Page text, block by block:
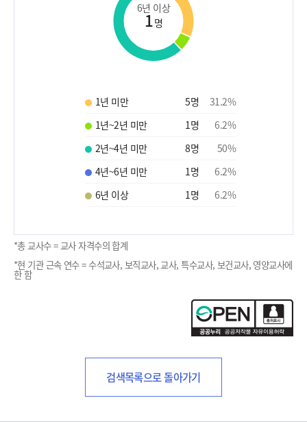
6년 이상
1명
1년 미만 5명 31.2%
1년~2년 미만
1명 6.2%
2년~4년 미만
8명 50%
4년~6년 미만
1명 6.2%
6년 이상
1명 6.2%
*총 교사수 = 교사 자격수의 합계
*현 기관 근속 연수 = 수석교사, 보직교사, 교사, 특수교사, 보건교사, 영양교사에
한 함
검색목록으로 돌아가기